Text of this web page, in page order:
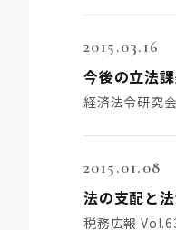
2015.03.16
今後の立法
経済法令研究会
2015.01.08
法の支配と
税務広報